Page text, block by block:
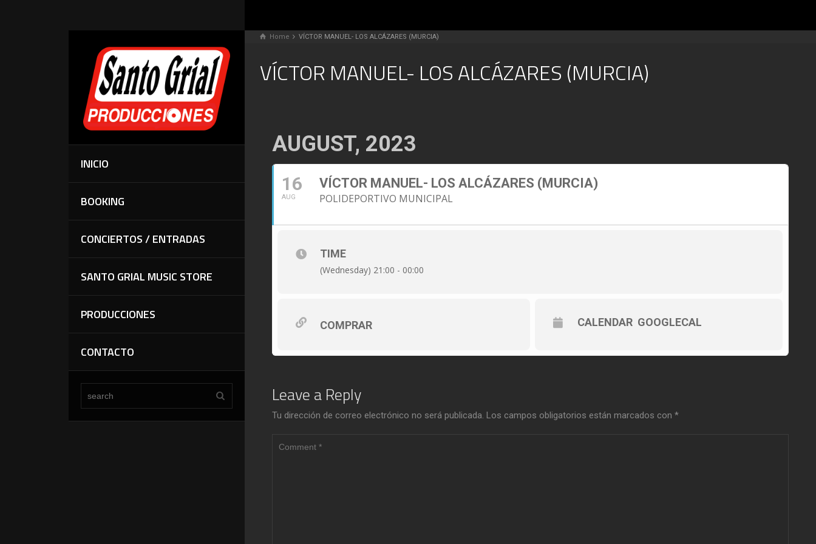
INICIO
BOOKING
CONCIERTOS / ENTRADAS
SANTO GRIAL MUSIC STORE
PRODUCCIONES
CONTACTO
Home VÍCTOR MANUEL- LOS ALCÁZARES (MURCIA)
VÍCTOR MANUEL- LOS ALCÁZARES (MURCIA)
AUGUST, 2023
16
AUG
VÍCTOR MANUEL- LOS ALCÁZARES (MURCIA)
POLIDEPORTIVO MUNICIPAL
TIME
(Wednesday) 21:00 - 00:00
COMPRAR CALENDAR GOOGLECAL
Leave a Reply
Tu dirección de correo electrónico no será publicada. Los campos obligatorios están marcados con*